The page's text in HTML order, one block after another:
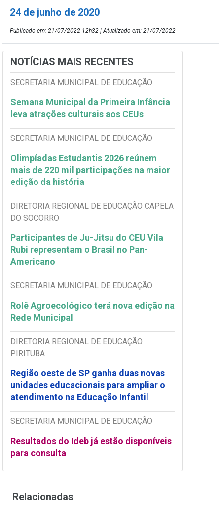
24 de junho de 2020
Publicado em: 21/07/2022 12h32 | Atualizado em: 21/07/2022
NOTÍCIAS MAIS RECENTES
SECRETARIA MUNICIPAL DE EDUCAÇÃO
Semana Municipal da Primeira Infância
leva atrações culturais aos CEUs
SECRETARIA MUNICIPAL DE EDUCAÇÃO
Olimpíadas Estudantis 2026 reúnem
mais de 220 mil participações na maior
edição da história
DIRETORIA REGIONAL DE EDUCAÇÃO CAPELA
DO SOCORRO
Participantes de Ju-Jitsu do CEU Vila
Rubi representam o Brasil no Pan-
Americano
SECRETARIA MUNICIPAL DE EDUCAÇÃO
Rolê Agroecológico terá nova edição na
Rede Municipal
DIRETORIA REGIONAL DE EDUCAÇÃO
PIRITUBA
Região oeste de SP ganha duas novas
unidades educacionais para ampliar o
atendimento na Educação Infantil
SECRETARIA MUNICIPAL DE EDUCAÇÃO
Resultados do Ideb já estão disponíveis
para consulta
Relacionadas